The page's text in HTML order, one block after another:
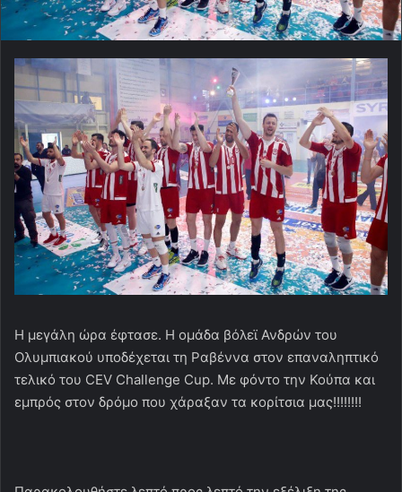
Η μεγάλη ώρα έφτασε. Η ομάδα βόλεϊ Ανδρών του
Ολυμπιακού υποδέχεται τη Ραβέννα στον επαναληπτικό
τελικό του CEV Challenge Cup. Με φόντο την Κούπα και
εμπρός στον δρόμο που χάραξαν τα κορίτσια μας!!!!!!!!